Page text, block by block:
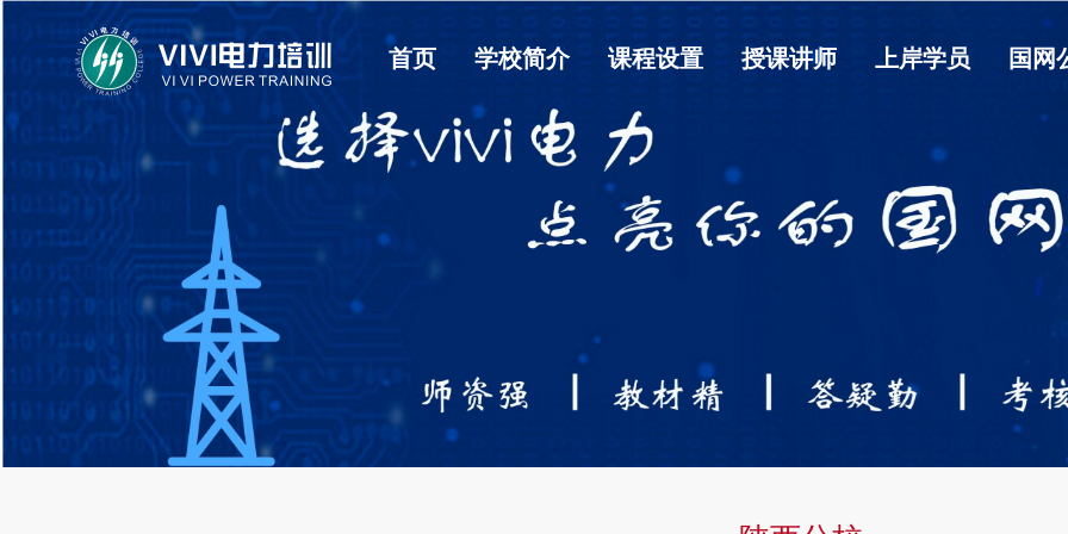
首页 学校简介 课程设置 授课讲师 上岸学员 国网